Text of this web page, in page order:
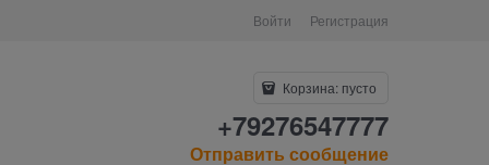
Войти Регистрация
Корзина: пусто
+79276547777
Отправить сообщение